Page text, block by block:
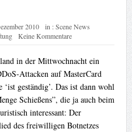
2010 in :Scene News
Keine Kommentare
in der Mittwochnacht ein
Attacken auf MasterCard
geständig’. Das ist dann wohl
Schießens”, die ja auch beim
interessant: Der
des freiwilligen Botnetzes